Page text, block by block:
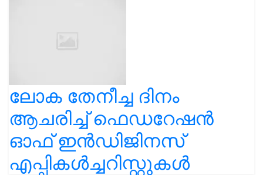
ലോക തേനീച്ച ദിനം
ആചരിച്ച് ഫെഡറേഷൻ
ഓഫ് ഇൻഡിജിനസ്
എപ്പികൾച്ചറിസ്റ്റുകൾ